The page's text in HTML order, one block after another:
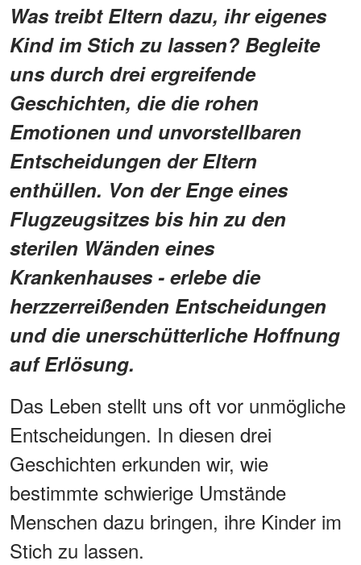
Was treibt Eltern dazu, ihr eigenes
Kind im Stich zu lassen? Begleite
uns durch drei ergreifende
Geschichten, die die rohen
Emotionen und unvorstellbaren
Entscheidungen der Eltern
enthüllen. Von der Enge eines
Flugzeugsitzes bis hin zu den
sterilen Wänden eines
Krankenhauses - erlebe die
herzzerreißenden Entscheidungen
und die unerschütterliche Hoffnung
auf Erlösung.
Das Leben stellt uns oft vor unmögliche
Entscheidungen. In diesen drei
Geschichten erkunden wir, wie
bestimmte schwierige Umstände
Menschen dazu bringen, ihre Kinder im
Stich zu lassen.